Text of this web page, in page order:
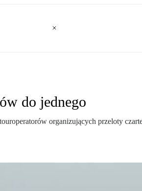
do jednego
organizujących przeloty